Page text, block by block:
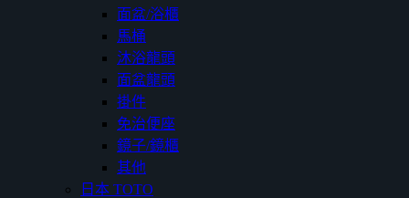
面盆/浴櫃
馬桶
沐浴龍頭
面盆龍頭
掛件
免治便座
鏡子/鏡櫃
其他
日本 TOTO